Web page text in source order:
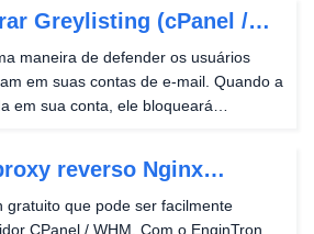
Greylisting (cPanel /
maneira de defender os usuários
em suas contas de e-mail. Quando a
em sua conta, ele bloqueará
reverso Nginx
/ WHM)
gratuito que pode ser facilmente
CPanel / WHM. Com o EnginTron